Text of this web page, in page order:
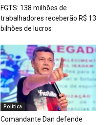
FGTS: 138 milhões de
trabalhadores receberão R$ 13
bilhões de lucros
Política
Comandante Dan defende